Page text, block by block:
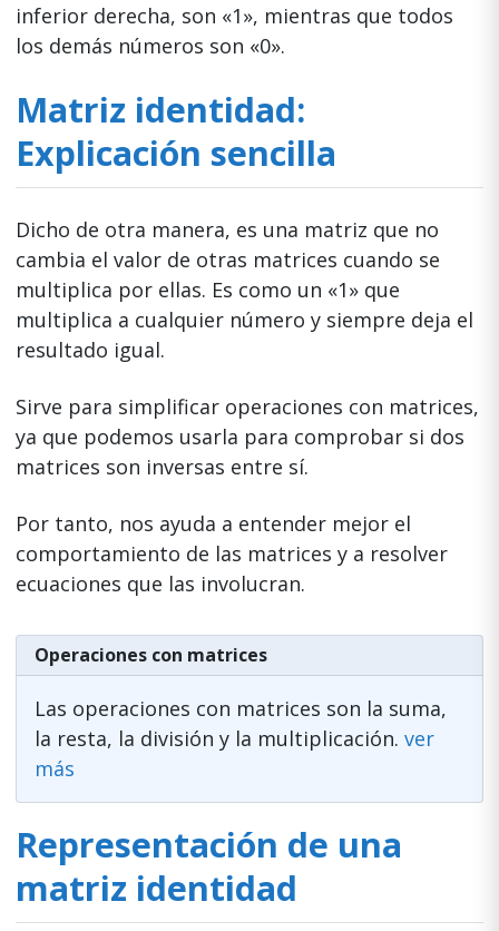
inferior derecha, son «1», mientras que todos
los demás números son «0».
Matriz identidad:
Explicación sencilla
Dicho de otra manera, es una matriz que no
cambia el valor de otras matrices cuando se
multiplica por ellas. Es como un «1» que
multiplica a cualquier número y siempre deja el
resultado igual.
Sirve para simplificar operaciones con matrices,
ya que podemos usarla para comprobar si dos
matrices son inversas entre sí.
Por tanto, nos ayuda a entender mejor el
comportamiento de las matrices y a resolver
ecuaciones que las involucran.
Operaciones con matrices
Las operaciones con matrices son la suma,
la resta, la división y la multiplicación. ver
más
Representación de una
matriz identidad